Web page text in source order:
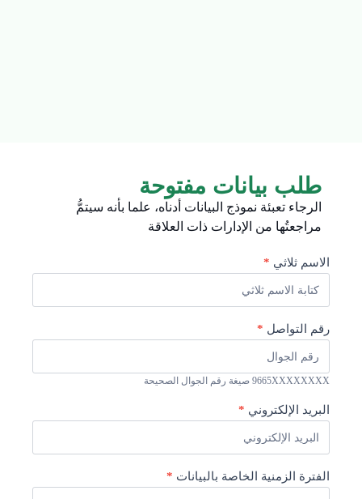
طلب بيانات مفتوحة
الرجاء تعبئة نموذج البيانات أدناه، علما بأنه سيتمُّ
مراجعتُها من الإدارات ذات العلاقة
طلب
بيانات
مفتوحة
الاسم ثلاثي *
رقم التواصل *
9665XXXXXXXX صيغة رقم الجوال الصحيحة
البريد الإلكتروني *
الفترة الزمنية الخاصة بالبيانات *